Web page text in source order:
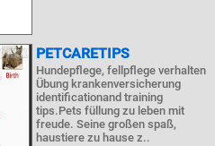
PETCARETIPS
Hundepflege, fellpflege verhalten
Übung krankenversicherung
identificationand training
tips.Pets füllung zu leben mit
freude. Seine großen spaß,
haustiere zu hause z..